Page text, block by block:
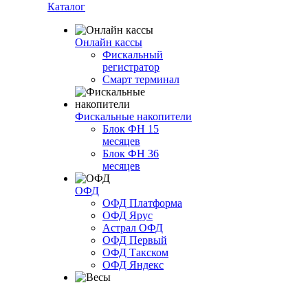
Каталог
Онлайн кассы
Фискальный
регистратор
Смарт терминал
Фискальные накопители
Блок ФН 15
месяцев
Блок ФН 36
месяцев
ОФД
ОФД Платформа
ОФД Ярус
Астрал ОФД
ОФД Первый
ОФД Такском
ОФД Яндекс